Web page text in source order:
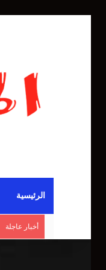
الرئيسية
أخبار عاجلة